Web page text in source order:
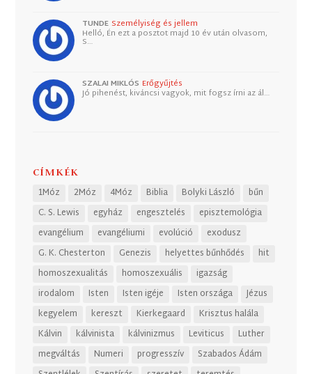
TUNDE Személyiség és jellem
Helló, Én ezt a posztot majd 10 év után olvasom,
S…
SZALAI MIKLÓS Erőgyűjtés
Jó pihenést, kiváncsi vagyok, mit fogsz írni az ál…
CÍMKÉK
1Móz 2Móz 4Móz Biblia Bolyki László
bűn
C. S. Lewis
egyház engesztelés
episztemológia
evangélium
evangéliumi evolúció
exodusz
G. K. Chesterton
Genezis helyettes bűnhődés
hit
homoszexualitás
homoszexuális
igazság
irodalom
Isten Isten igéje Isten országa
Jézus
kegyelem
kereszt Kierkegaard
Krisztus halála
Kálvin
kálvinista kálvinizmus Leviticus
Luther
megváltás
Numeri progresszív
Szabados Ádám